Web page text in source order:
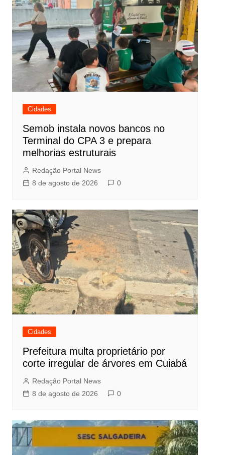
Cidades
Semob instala novos bancos no
Terminal do CPA 3 e prepara
melhorias estruturais
Redação Portal News
8 de agosto de 2026
0
Cidades
Prefeitura multa proprietário por
corte irregular de árvores em Cuiabá
Redação Portal News
8 de agosto de 2026
0